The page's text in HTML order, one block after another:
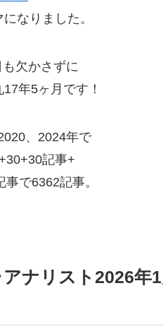
なりました。
欠かさずに
年5ヶ月です！
、2024年で
記事+
で6362記事。
ナリスト2026年